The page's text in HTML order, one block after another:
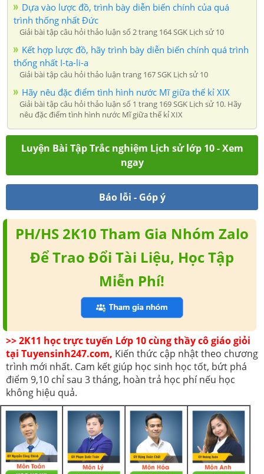
Dựa vào lược đồ, trình bày diễn biến chính của quá
trình thống nhất Đức
Giải bài tập câu hỏi thảo luận số 2 trang 164 SGK Lịch sử 10
Kết hợp lược đồ, hãy trình bày diễn biến chính quá trình
thống nhất I-ta-li-a
Giải bài tập câu hỏi thảo luận trang 167 SGK Lịch sử 10
Hãy nêu đặc điểm tình hình nước Mĩ giữa thế kỉ XIX
Giải bài tập câu hỏi thảo luận số 1 trang 169 SGK Lịch sử 10. Hãy
nêu đặc điểm tình hình nước Mĩ giữa thế kỉ XIX
Luyện Bài Tập Trắc nghiệm Lịch sử lớp 10 - Xem
ngay
Báo lỗi - Góp ý
PH/HS 2K10 Tham Gia Nhóm Zalo
Để Trao Đổi Tài Liệu, Học Tập
Miễn Phí!
>> 2K11 học trực tuyến Lớp 10 cùng thầy cô giáo giỏi
tại Tuyensinh247.com, Kiến thức cập nhật theo chương
trình mới nhất. Cam kết giúp học sinh học tốt, bứt phá
điểm 9,10 chỉ sau 3 tháng, hoàn trả học phí nếu học
không hiệu quả.